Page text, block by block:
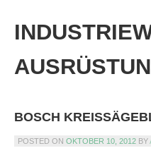
content
BOSCH
POSTED ON OKTOBER 10, 2012 BY